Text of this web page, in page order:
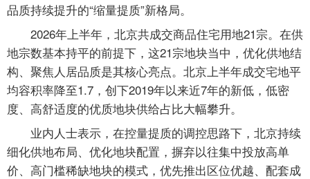
品质持续提升的“缩量提质”新格局。
2026年上半年，北京共成交商品住宅用地21宗。在供
地宗数基本持平的前提下，这21宗地块当中，优化供地结
构、聚焦人居品质是其核心亮点。北京上半年成交宅地平
均容积率降至1.7，创下2019年以来近7年的新低，低密
度、高舒适度的优质地块供给占比大幅攀升。
业内人士表示，在控量提质的调控思路下，北京持续
细化供地布局、优化地块配置，摒弃以往集中投放高单
价、高门槛稀缺地块的模式，优先推出区位优越、配套成